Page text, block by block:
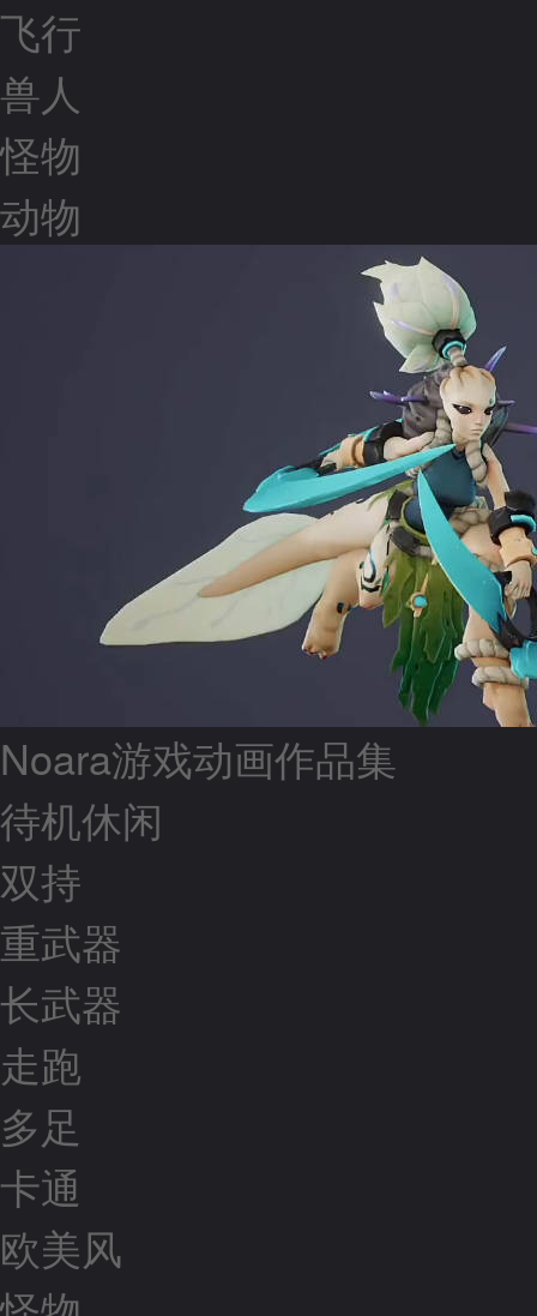
飞行
兽人
怪物
动物
Noara游戏动画作品集
待机休闲
双持
重武器
长武器
走跑
多足
卡通
欧美风